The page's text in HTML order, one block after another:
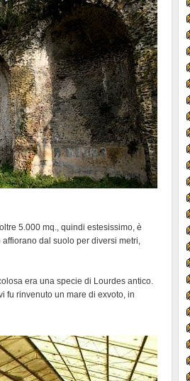
5.000 mq., quindi estesissimo, è
dal suolo per diversi metri,
era una specie di Lourdes antico.
fu rinvenuto un mare di exvoto, in